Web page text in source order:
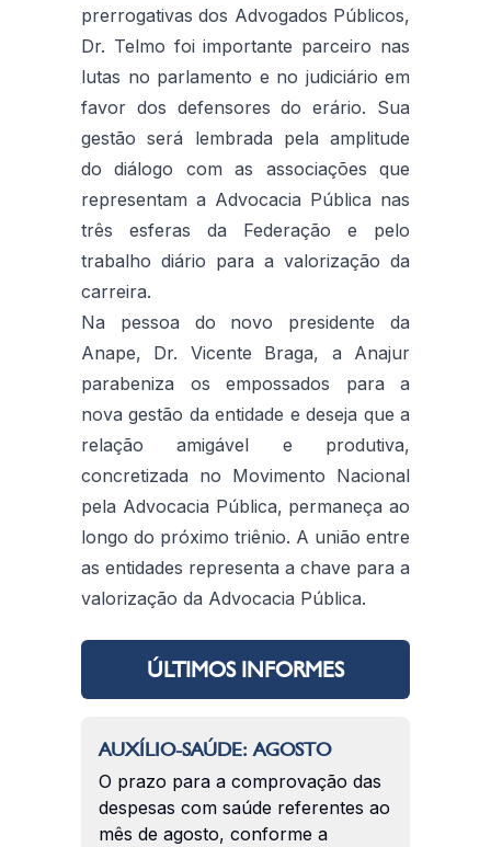
prerrogativas dos Advogados Públicos,
Dr. Telmo foi importante parceiro nas
lutas no parlamento e no judiciário em
favor dos defensores do erário. Sua
gestão será lembrada pela amplitude
do diálogo com as associações que
representam a Advocacia Pública nas
três esferas da Federação e pelo
trabalho diário para a valorização da
carreira.
Na pessoa do novo presidente da
Anape, Dr. Vicente Braga, a Anajur
parabeniza os empossados para a
nova gestão da entidade e deseja que a
relação amigável e produtiva,
concretizada no Movimento Nacional
pela Advocacia Pública, permaneça ao
longo do próximo triênio. A união entre
as entidades representa a chave para a
valorização da Advocacia Pública.
ÚLTIMOS INFORMES
AUXÍLIO-SAÚDE: AGOSTO
O prazo para a comprovação das
despesas com saúde referentes ao
mês de agosto, conforme a